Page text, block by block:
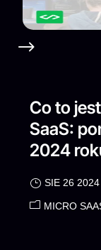
Co to
SaaS:
2024
SIE 26 2024
MICRO